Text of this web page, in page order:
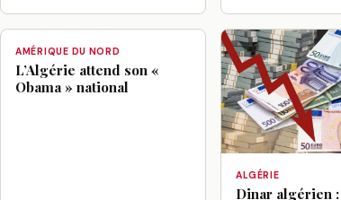
AMÉRIQUE DU NORD
L’Algérie attend son «
Obama » national
ALGÉRIE
Dinar algérien :